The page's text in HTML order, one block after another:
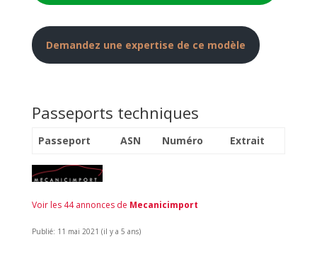
Demandez une expertise de ce modèle
Passeports techniques
Passeport ASN Numéro Extrait
Voir les 44 annonces de Mecanicimport
Publié: 11 mai 2021 (il y a 5 ans)